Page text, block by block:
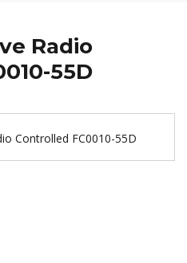
Radio
55D